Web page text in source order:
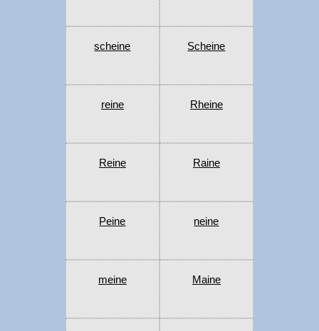
scheine Scheine
reine Rheine
Reine Raine
Peine neine
meine Maine